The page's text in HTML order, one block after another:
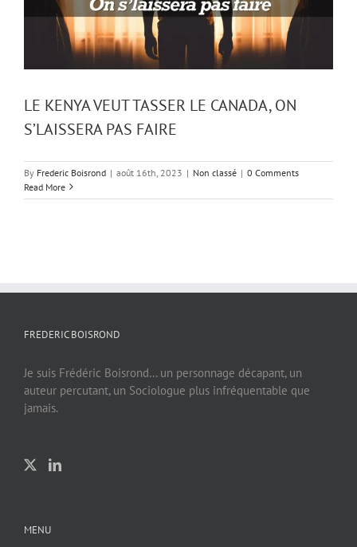
LE KENYA VEUT TASSER LE CANADA, ON
S’LAISSERA PAS FAIRE
By Frederic Boisrond | août 16th, 2023 | Non classé | 0 Comments
Read More
FREDERIC BOISROND
Je suis Frédéric Boisrond… un personnage décapant, un
auteur percutant, un Sociologue plus infréquentable que
jamais.
MENU